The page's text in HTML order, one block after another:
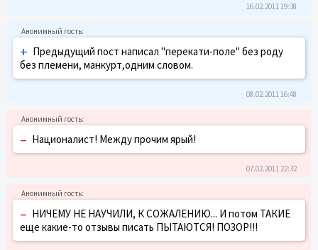
16.02.2011 19:38
+ Предыдущий пост написал "перекати-поле" без роду
без племени, манкурт,одним словом.
08.02.2011 16:48
– Националист! Между прочим ярый!
07.02.2011 22:32
– НИЧЕМУ НЕ НАУЧИЛИ, К СОЖАЛЕНИЮ... И потом ТАКИЕ
еще какие-то отзывы писать ПЫТАЮТСЯ! ПОЗОР!!!